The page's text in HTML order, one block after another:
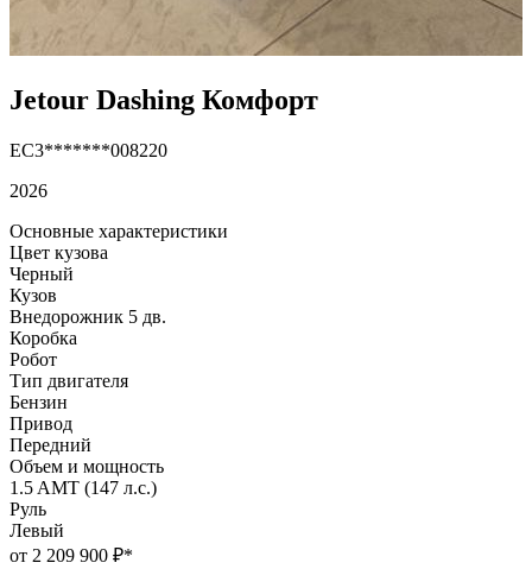
Jetour Dashing Комфорт
EC3*******008220
2026
Основные характеристики
Цвет кузова
Черный
Кузов
Внедорожник 5 дв.
Коробка
Робот
Тип двигателя
Бензин
Привод
Передний
Объем и мощность
1.5 AMT (147 л.с.)
Руль
Левый
от 2 209 900 ₽*